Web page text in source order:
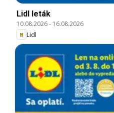
Lidl leták
10.08.2026- 16.08.2026
Lidl